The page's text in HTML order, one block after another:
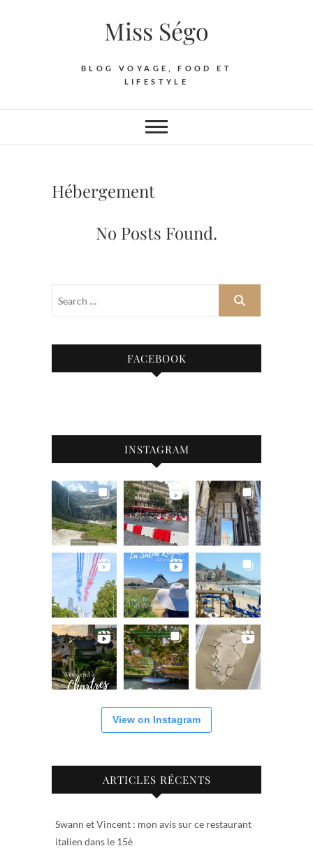
Miss Ségo
BLOG VOYAGE, FOOD ET
LIFESTYLE
Hébergement
No Posts Found.
FACEBOOK
INSTAGRAM
View on Instagram
ARTICLES RÉCENTS
Swann et Vincent : mon avis sur ce restaurant
italien dans le 15è